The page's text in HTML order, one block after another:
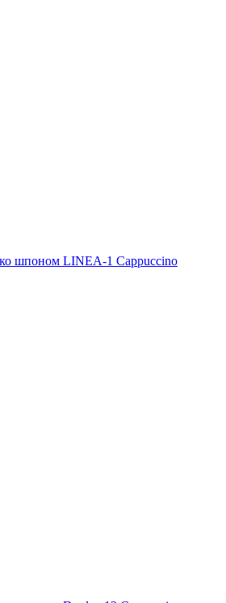
шпоном LINEA-1 Cappuccino